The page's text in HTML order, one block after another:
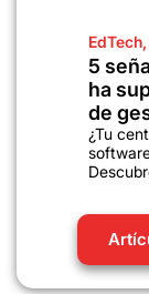
EdTech,
5
ha
de
¿Tu